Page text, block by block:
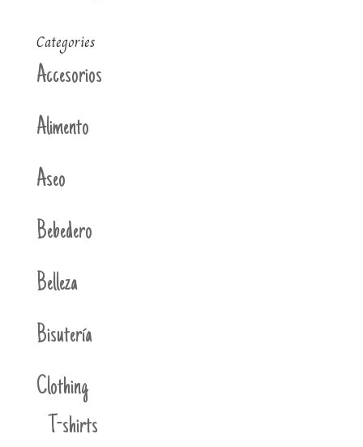
Categories
Accesorios
Alimento
Aseo
Bebedero
Belleza
Bisutería
Clothing
T-shirts